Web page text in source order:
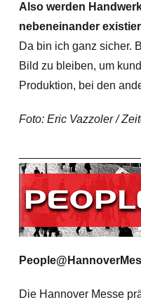
Also werden
nebeneinander
Da bin ich ganz sicher.
Bild zu bleiben, um
Produktion, bei den
Foto: Eric Vazzoler /
Die Hannover Messe